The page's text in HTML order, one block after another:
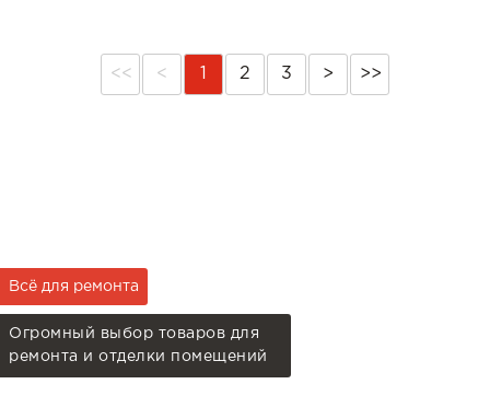
<< < 2 3 > >>
Всё для ремонта
Огромный выбор товаров для
ремонта и отделки помещений